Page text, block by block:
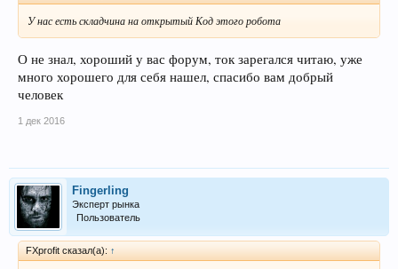
У нас есть складчина на открытый Код этого робота
О не знал, хороший у вас форум, ток зарегался читаю, уже
много хорошего для себя нашел, спасибо вам добрый
человек
1 дек 2016
Fingerling
Эксперт рынка
Пользователь
FXprofit сказал(а): ↑